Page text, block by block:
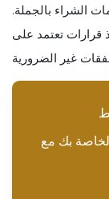
الشراء بالجملة.
قرارات تعتمد على